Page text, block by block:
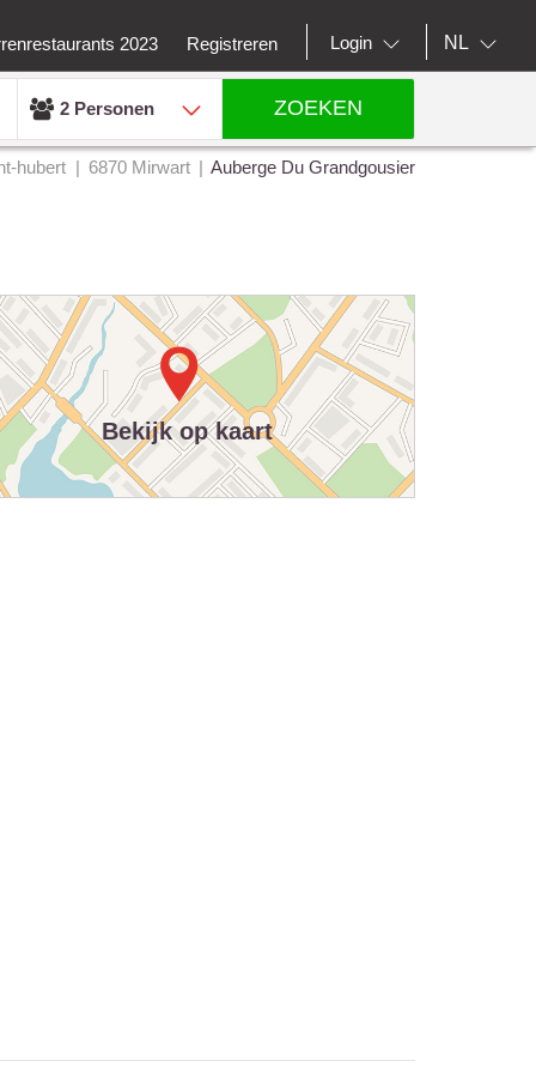
2023 Registreren Login NL
2 Personen ZOEKEN
hubert 6870 Mirwart Auberge Du Grandgousier
Bekijk op kaart